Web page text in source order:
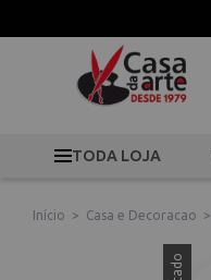
TODA LOJA
Início > Casa e Decoracao >